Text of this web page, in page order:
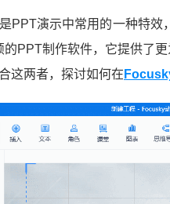
PPT演示中常用的一种特效
的PPT制作软件，它提供了
这两者，探讨如何在